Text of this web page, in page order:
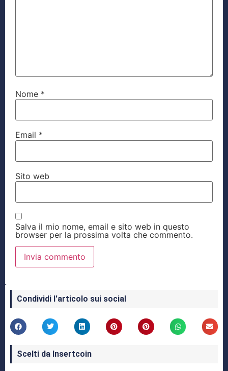
Nome *
Email *
Sito web
Salva il mio nome, email e sito web in questo
browser per la prossima volta che commento.
Condividi l'articolo sui social
Scelti da Insertcoin